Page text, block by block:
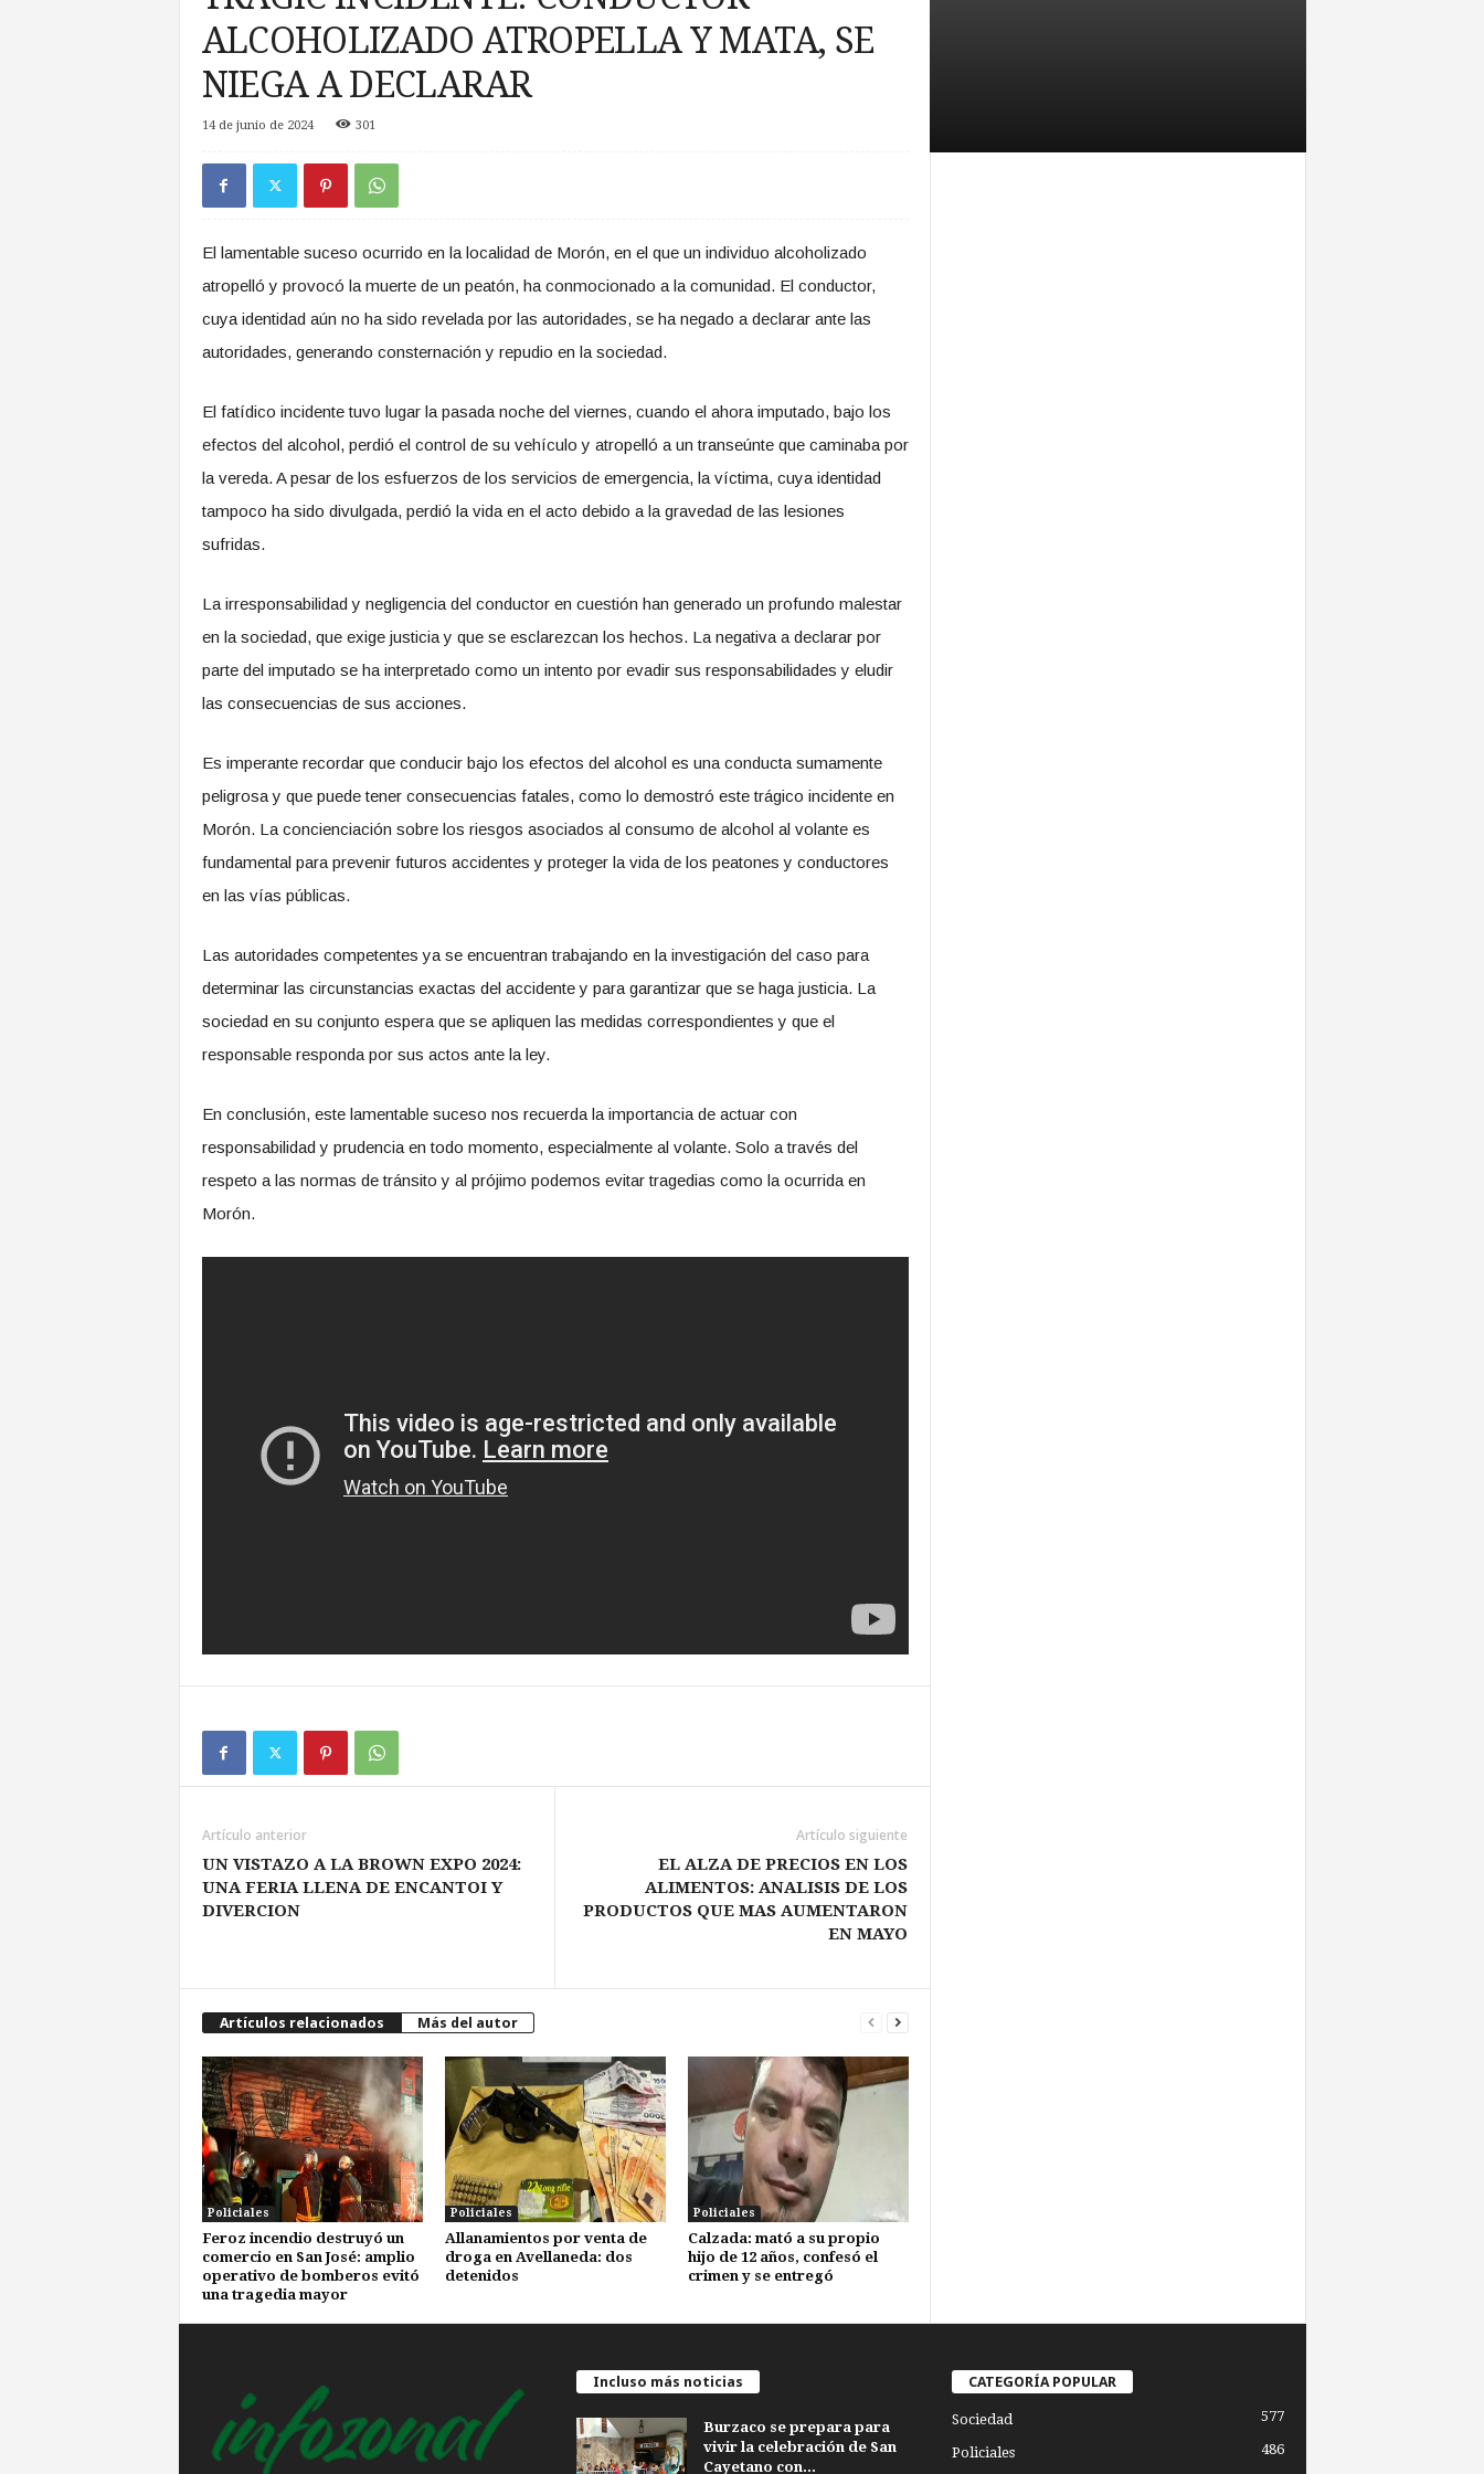
ALCOHOLIZADO ATROPELLA Y MATA, SE
NIEGA A DECLARAR
14 de junio de 2024 301
El lamentable suceso ocurrido en la localidad de Morón, en el que un individuo alcoholizado
atropelló y provocó la muerte de un peatón, ha conmocionado a la comunidad. El conductor,
cuya identidad aún no ha sido revelada por las autoridades, se ha negado a declarar ante las
autoridades, generando consternación y repudio en la sociedad.
El fatídico incidente tuvo lugar la pasada noche del viernes, cuando el ahora imputado, bajo los
efectos del alcohol, perdió el control de su vehículo y atropelló a un transeúnte que caminaba por
la vereda. A pesar de los esfuerzos de los servicios de emergencia, la víctima, cuya identidad
tampoco ha sido divulgada, perdió la vida en el acto debido a la gravedad de las lesiones
sufridas.
La irresponsabilidad y negligencia del conductor en cuestión han generado un profundo malestar
en la sociedad, que exige justicia y que se esclarezcan los hechos. La negativa a declarar por
parte del imputado se ha interpretado como un intento por evadir sus responsabilidades y eludir
las consecuencias de sus acciones.
Es imperante recordar que conducir bajo los efectos del alcohol es una conducta sumamente
peligrosa y que puede tener consecuencias fatales, como lo demostró este trágico incidente en
Morón. La concienciación sobre los riesgos asociados al consumo de alcohol al volante es
fundamental para prevenir futuros accidentes y proteger la vida de los peatones y conductores
en las vías públicas.
Las autoridades competentes ya se encuentran trabajando en la investigación del caso para
determinar las circunstancias exactas del accidente y para garantizar que se haga justicia. La
sociedad en su conjunto espera que se apliquen las medidas correspondientes y que el
responsable responda por sus actos ante la ley.
En conclusión, este lamentable suceso nos recuerda la importancia de actuar con
responsabilidad y prudencia en todo momento, especialmente al volante. Solo a través del
respeto a las normas de tránsito y al prójimo podemos evitar tragedias como la ocurrida en
Morón.
Artículo anterior
UN VISTAZO A LA BROWN EXPO 2024:
UNA FERIA LLENA DE ENCANTOI Y
DIVERCION
Artículo siguiente
EL ALZA DE PRECIOS EN LOS
ALIMENTOS: ANALISIS DE LOS
PRODUCTOS QUE MAS AUMENTARON
EN MAYO
Artículos relacionados Más del autor
Policiales
Feroz incendio destruyó un
comercio en San José: amplio
operativo de bomberos evitó
una tragedia mayor
Policiales
Allanamientos por venta de
droga en Avellaneda: dos
detenidos
Policiales
Calzada: mató a su propio
hijo de 12 años, confesó el
crimen y se entregó
Incluso más noticias
Burzaco se prepara para
vivir la celebración de San
Cayetano con...
CATEGORÍA POPULAR
Sociedad 577
Policiales 486